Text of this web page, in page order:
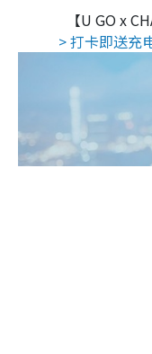
【U GO x
> 打卡即送充